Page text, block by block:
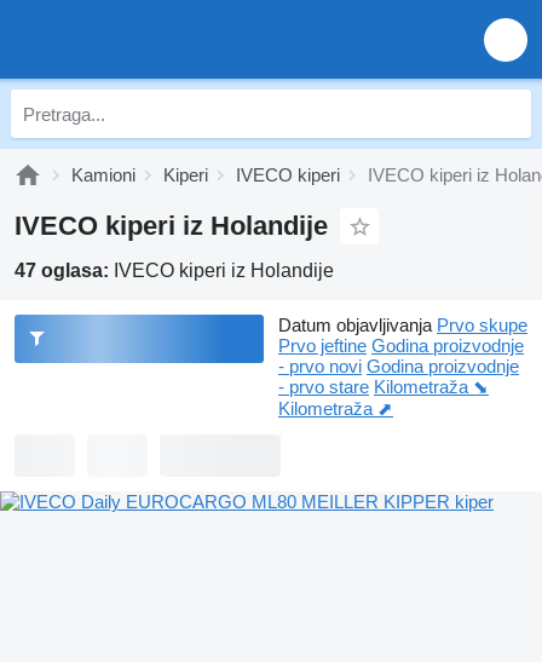
Kamioni Kiperi IVECO kiperi IVECO kiperi iz
IVECO kiperi iz Holandije
47 oglasa: IVECO kiperi iz Holandije
Datum objavljivanja Prvo skupe
Prvo jeftine Godina proizvodnje
- prvo novi Godina proizvodnje
- prvo stare Kilometraža ⬊
Kilometraža ⬈